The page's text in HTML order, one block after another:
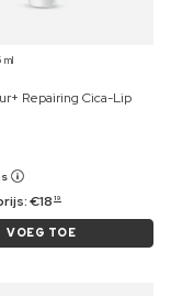
ml
Repairing Cica-Lip
€18 19
VOEG TOE